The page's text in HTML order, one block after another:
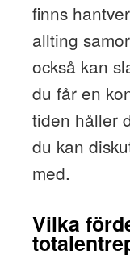
finns
allting
också kan
du får en
tiden håller
du kan
med.
Vilka